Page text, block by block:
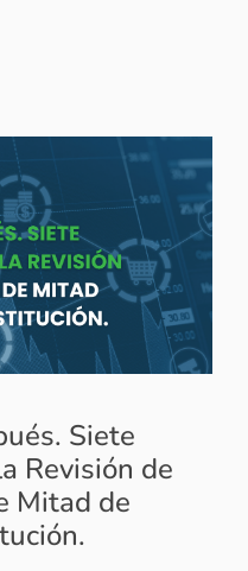
Siete
Revisión de
Mitad de